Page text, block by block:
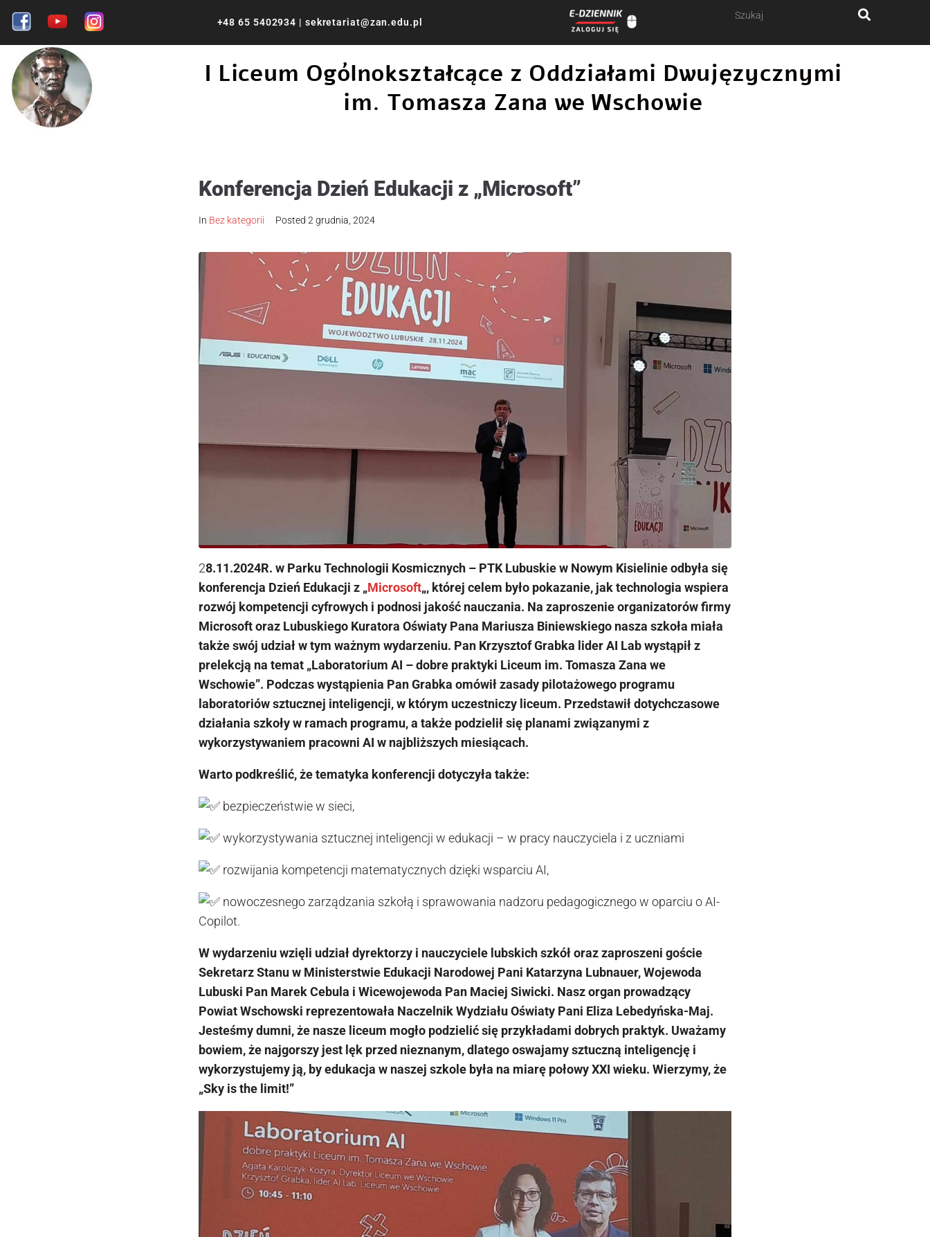
+48 65 5402934 | sekretariat@zan.edu.pl
I Liceum Ogólnokształcące z Oddziałami Dwujęzycznymi
im. Tomasza Zana we Wschowie
Konferencja Dzień Edukacji z „Microsoft”
In Bez kategorii Posted 2 grudnia, 2024
28.11.2024R. w Parku Technologii Kosmicznych – PTK Lubuskie w Nowym Kisielinie odbyła się
konferencja Dzień Edukacji z „Microsoft„, której celem było pokazanie, jak technologia wspiera
rozwój kompetencji cyfrowych i podnosi jakość nauczania. Na zaproszenie organizatorów firmy
Microsoft oraz Lubuskiego Kuratora Oświaty Pana Mariusza Biniewskiego nasza szkoła miała
także swój udział w tym ważnym wydarzeniu. Pan Krzysztof Grabka lider AI Lab wystąpił z
prelekcją na temat „Laboratorium AI – dobre praktyki Liceum im. Tomasza Zana we
Wschowie”. Podczas wystąpienia Pan Grabka omówił zasady pilotażowego programu
laboratoriów sztucznej inteligencji, w którym uczestniczy liceum. Przedstawił dotychczasowe
działania szkoły w ramach programu, a także podzielił się planami związanymi z
wykorzystywaniem pracowni AI w najbliższych miesiącach.
Warto podkreślić, że tematyka konferencji dotyczyła także:
bezpieczeństwie w sieci,
wykorzystywania sztucznej inteligencji w edukacji – w pracy nauczyciela i z uczniami
rozwijania kompetencji matematycznych dzięki wsparciu AI,
nowoczesnego zarządzania szkołą i sprawowania nadzoru pedagogicznego w oparciu o AI-
Copilot.
W wydarzeniu wzięli udział dyrektorzy i nauczyciele lubskich szkół oraz zaproszeni goście
Sekretarz Stanu w Ministerstwie Edukacji Narodowej Pani Katarzyna Lubnauer, Wojewoda
Lubuski Pan Marek Cebula i Wicewojewoda Pan Maciej Siwicki. Nasz organ prowadzący
Powiat Wschowski reprezentowała Naczelnik Wydziału Oświaty Pani Eliza Lebedyńska-Maj.
Jesteśmy dumni, że nasze liceum mogło podzielić się przykładami dobrych praktyk. Uważamy
bowiem, że najgorszy jest lęk przed nieznanym, dlatego oswajamy sztuczną inteligencję i
wykorzystujemy ją, by edukacja w naszej szkole była na miarę połowy XXI wieku. Wierzymy, że
„Sky is the limit!”